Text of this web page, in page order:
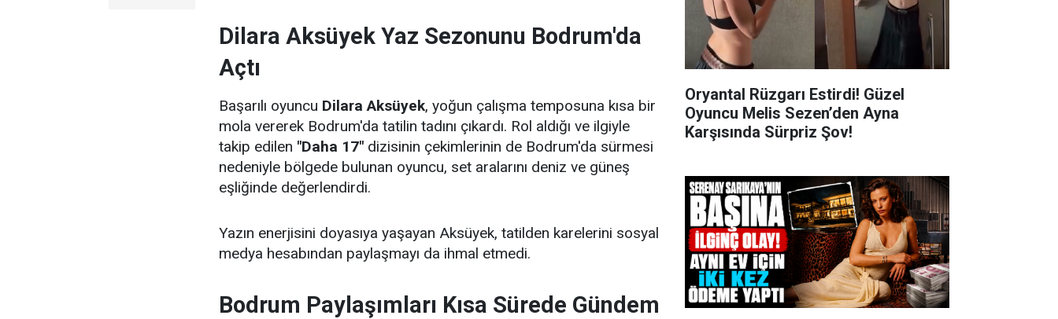
Dilara Aksüyek Yaz Sezonunu Bodrum'da
Açtı
Başarılı oyuncu Dilara Aksüyek, yoğun çalışma temposuna kısa bir
mola vererek Bodrum'da tatilin tadını çıkardı. Rol aldığı ve ilgiyle
takip edilen "Daha 17" dizisinin çekimlerinin de Bodrum'da sürmesi
nedeniyle bölgede bulunan oyuncu, set aralarını deniz ve güneş
eşliğinde değerlendirdi.
Yazın enerjisini doyasıya yaşayan Aksüyek, tatilden karelerini sosyal
medya hesabından paylaşmayı da ihmal etmedi.
Bodrum Paylaşımları Kısa Sürede Gündem
Oryantal Rüzgarı Estirdi! Güzel
Oyuncu Melis Sezen’den Ayna
Karşısında Sürpriz Şov!